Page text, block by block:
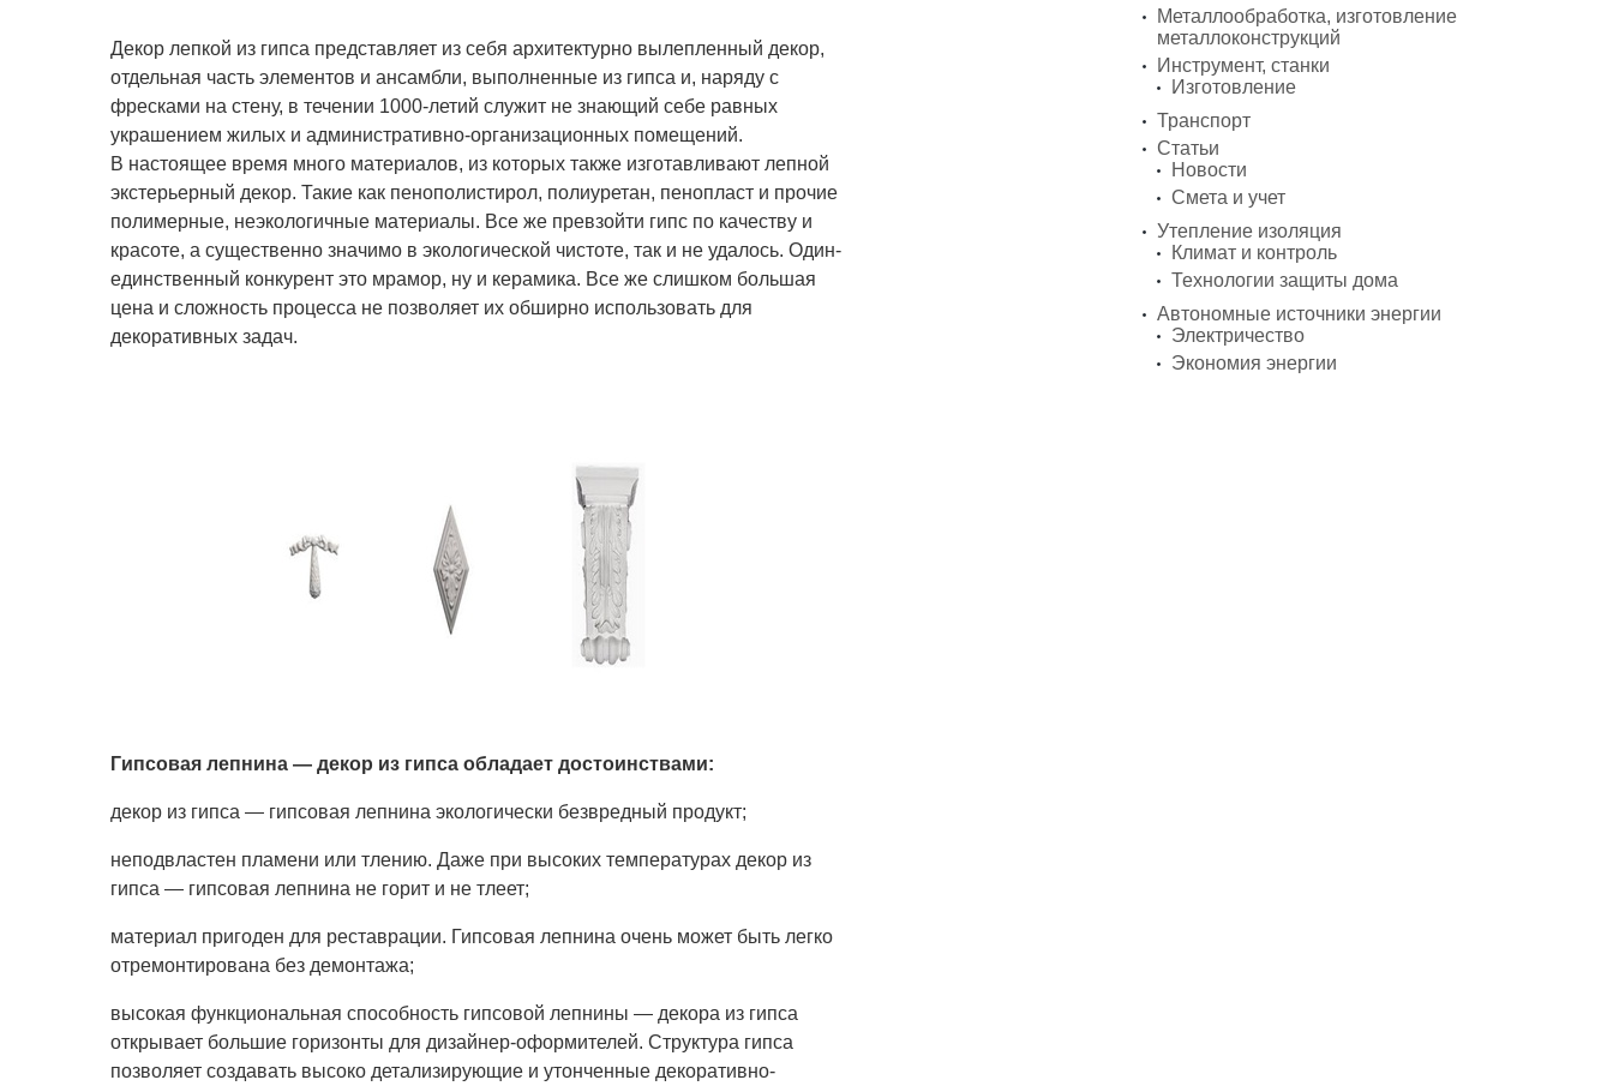
Декор лепкой из гипса представляет из себя архитектурно вылепленный декор,
отдельная часть элементов и ансамбли, выполненные из гипса и, наряду с
фресками на стену, в течении 1000-летий служит не знающий себе равных
украшением жилых и административно-организационных помещений.
В настоящее время много материалов, из которых также изготавливают лепной
экстерьерный декор. Такие как пенополистирол, полиуретан, пенопласт и прочие
полимерные, неэкологичные материалы. Все же превзойти гипс по качеству и
красоте, а существенно значимо в экологической чистоте, так и не удалось. Один-
единственный конкурент это мрамор, ну и керамика. Все же слишком большая
цена и сложность процесса не позволяет их обширно использовать для
декоративных задач.
Гипсовая лепнина — декор из гипса обладает достоинствами:
декор из гипса — гипсовая лепнина экологически безвредный продукт;
неподвластен пламени или тлению. Даже при высоких температурах декор из
гипса — гипсовая лепнина не горит и не тлеет;
материал пригоден для реставрации. Гипсовая лепнина очень может быть легко
отремонтирована без демонтажа;
высокая функциональная способность гипсовой лепнины — декора из гипса
открывает большие горизонты для дизайнер-оформителей. Структура гипса
позволяет создавать высоко детализирующие и утонченные декоративно-
Металлообработка, изготовление
металлоконструкций
Инструмент, станки
Изготовление
Транспорт
Статьи
Новости
Смета и учет
Утепление изоляция
Климат и контроль
Технологии защиты дома
Автономные источники энергии
Электричество
Экономия энергии